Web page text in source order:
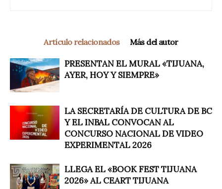
Artículo relacionados Más del autor
PRESENTAN EL MURAL «TIJUANA,
AYER, HOY Y SIEMPRE»
LA SECRETARÍA DE CULTURA DE BC
Y EL INBAL CONVOCAN AL
CONCURSO NACIONAL DE VIDEO
EXPERIMENTAL 2026
LLEGA EL «BOOK FEST TIJUANA
2026» AL CEART TIJUANA